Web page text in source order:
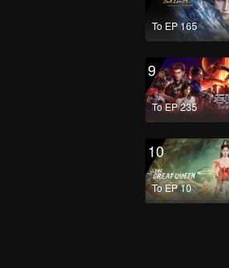
To EP 165
9
To EP 235
10
To EP 10